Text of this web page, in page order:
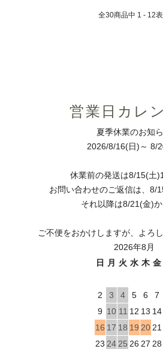
全30商品中 1 - 12
営業日カレ
夏季休業のお知
2026/8/16(日)～ 8/
休業前の発送は8/15(土
お問い合わせのご返信は、8/
それ以降は8/21(金)
ご不便をおかけしますが、よろ
2026年8月
日
月 火 水 木 金
2
3 4 5 6 7
9 10 11 12 13 14
16 17 18 19 20 21
23 24 25 26 27 28